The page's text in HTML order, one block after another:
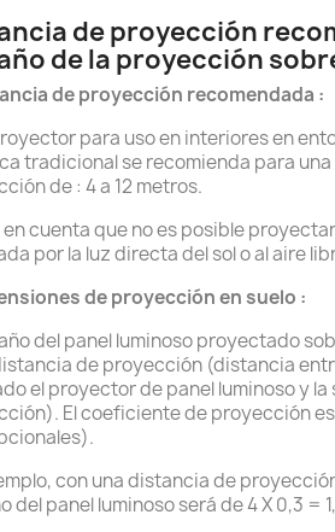
de proyección
de la proyección
de proyección recomendada :
para uso en interiores en
tradicional se recomienda para
de : 4 a 12 metros.
en cuenta que no es posible
por la luz directa del sol o al aire
de proyección en suelo :
del panel luminoso proyectado
de proyección (distancia
el proyector de panel luminoso y
El coeficiente de proyección es
con una distancia de
del panel luminoso será de 4 X 0,3 =